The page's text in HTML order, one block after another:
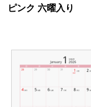
ピンク 六曜入り